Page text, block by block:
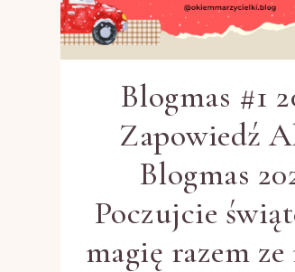
Blogmas #1
Zapowiedź
Blogmas
Poczujcie
magię razem ze